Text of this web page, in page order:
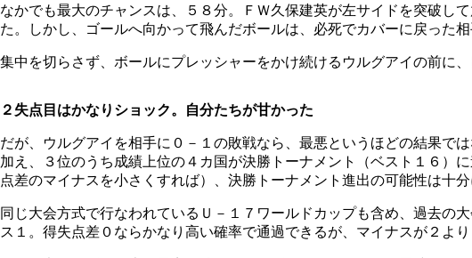
なかでも最大のチャンスは、５８分。ＦＷ久保建英が左サイドを突破し
た。しかし、ゴールへ向かって飛んだボールは、必死でカバーに戻った
集中を切らさず、ボールにプレッシャーをかけ続けるウルグアイの前に
２失点目はかなりショック。自分たちが甘かった
だが、ウルグアイを相手に０－１の敗戦なら、最悪というほどの結果で
加え、３位のうち成績上位の４カ国が決勝トーナメント（ベスト１６）
点差のマイナスを小さくすれば）、決勝トーナメント進出の可能性は十分
同じ大会方式で行なわれているＵ－１７ワールドカップも含め、過去の
ス１。得失点差０ならかなり高い確率で通過できるが、マイナスが２よ